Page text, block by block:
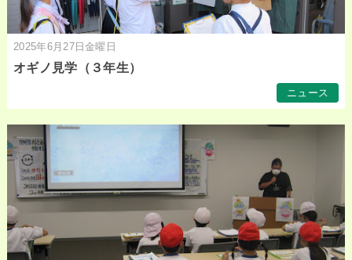
2025年6月27日金曜日
オギノ見学（３年生）
ニュース